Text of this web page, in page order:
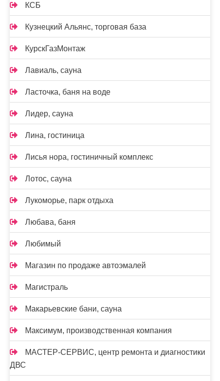
КСБ
Кузнецкий Альянс, торговая база
КурскГазМонтаж
Лавиаль, сауна
Ласточка, баня на воде
Лидер, сауна
Лина, гостиница
Лисья нора, гостиничный комплекс
Лотос, сауна
Лукоморье, парк отдыха
Любава, баня
Любимый
Магазин по продаже автоэмалей
Магистраль
Макарьевские бани, сауна
Максимум, производственная компания
МАСТЕР-СЕРВИС, центр ремонта и диагностики
ДВС